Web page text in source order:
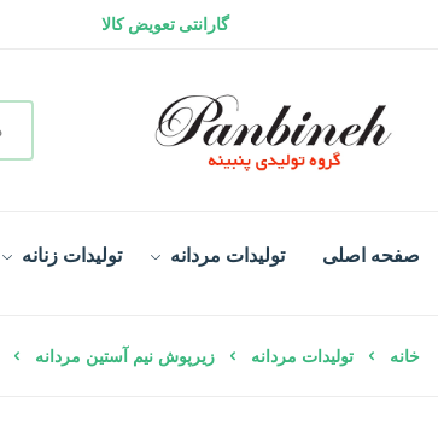
سفارش در لحظه و تحویل فوری
صفحه اصلی تولیدات مردانه تولیدات زنانه
خانه تولیدات مردانه زیرپوش نیم آستین مردانه